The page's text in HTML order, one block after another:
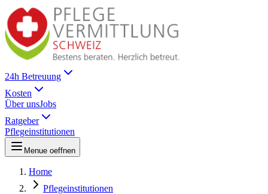
24h Betreuung
Kosten
Über unsJobs
Ratgeber
Pflegeinstitutionen
Menue oeffnen
Home
Pflegeinstitutionen